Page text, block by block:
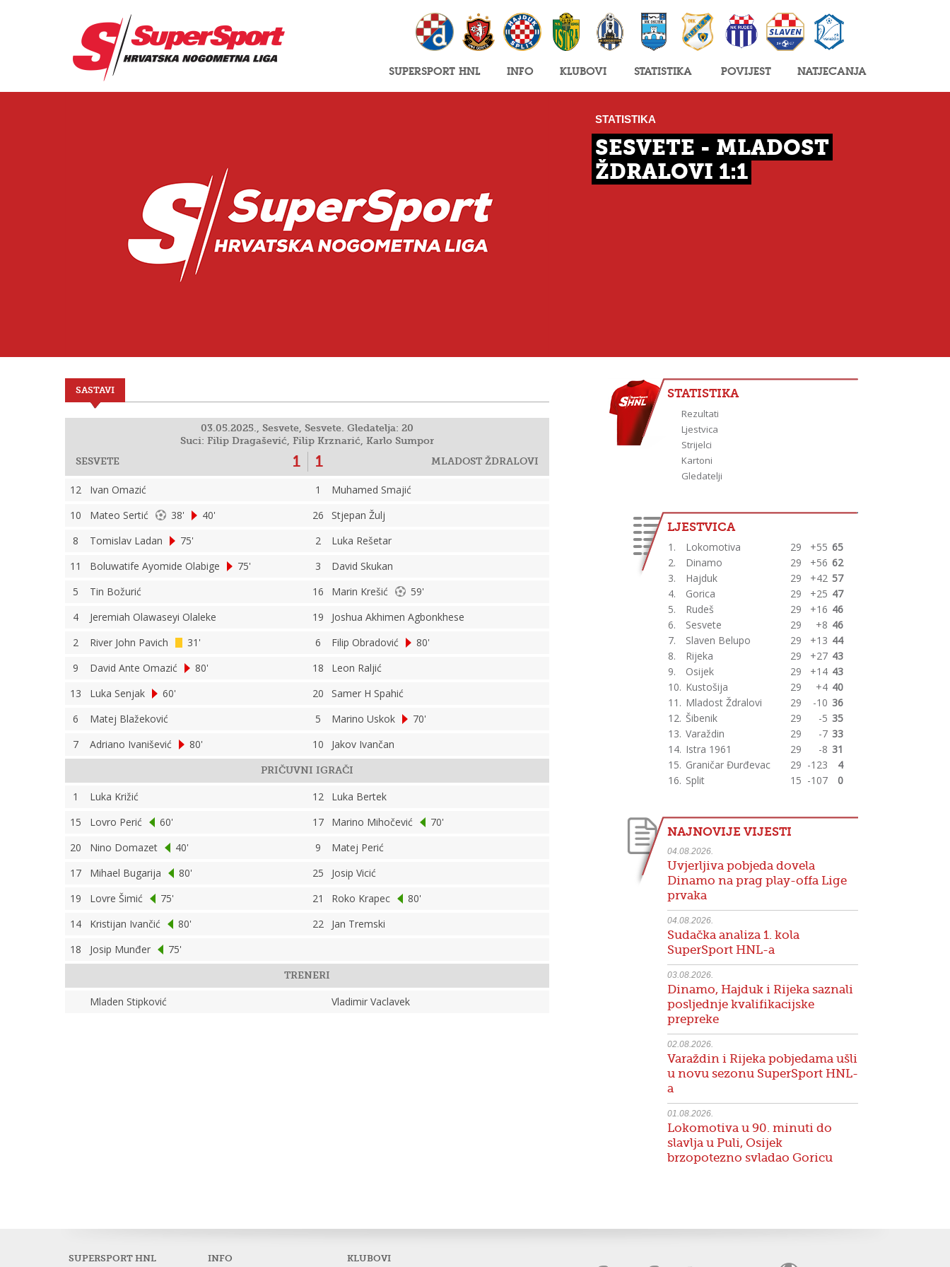
SuperSport HNL Info Klubovi Statistika Povijest Natjecanja
STATISTIKA
SESVETE - MLADOST
ŽDRALOVI 1:1
SASTAVI
03.05.2025., Sesvete, Sesvete. Gledatelja: 20
Suci: Filip Dragašević, Filip Krznarić, Karlo Sumpor
SESVETE
1 MLADOST ŽDRALOVI
1
12 Ivan Omazić 1
Muhamed Smajić
10
Mateo Sertić 38' 40' 26
Stjepan Žulj
8
Tomislav Ladan 75' 2
Luka Rešetar
11
Boluwatife Ayomide Olabige 75' 3
David Skukan
5
Tin Božurić 16 Marin Krešić
59'
4
Jeremiah Olawaseyi Olaleke 19
Joshua Akhimen Agbonkhese
2
River John Pavich 31' 6 Filip Obradović
80'
9
David Ante Omazić 80' 18
Leon Raljić
13
Luka Senjak 60' 20
Samer H Spahić
6
Matej Blažeković 5 Marino Uskok
70'
7
Adriano Ivanišević 80' 10 Jakov Ivančan
PRIČUVNI IGRAČI
1 Luka Križić 12
Luka Bertek
15
Lovro Perić 60' 17 Marino Mihočević
70'
20
Nino Domazet 40' 9
Matej Perić
17
Mihael Bugarija 80' 25
Josip Vicić
19
Lovre Šimić 75' 21 Roko Krapec
80'
14
Kristijan Ivančić 80' 22
Jan Tremski
18
Josip Munđer 75'
TRENERI
Mladen Stipković Vladimir Vaclavek
STATISTIKA
Rezultati
Ljestvica
Strijelci
Kartoni
Gledatelji
LJESTVICA
1. Lokomotiva 29 +55 65
2.
Dinamo 29 +56 62
3.
Hajduk 29 +42 57
4.
Gorica 29 +25 47
5.
Rudeš 29 +16 46
6.
Sesvete 29 +8 46
7.
Slaven Belupo 29 +13 44
8.
Rijeka 29 +27 43
9.
Osijek 29 +14 43
10. Kustošija 29 +4 40
11. Mladost Ždralovi 29 -10 36
12. Šibenik 29 -5 35
13. Varaždin 29 -7 33
14. Istra 1961 29 -8 31
15. Graničar Đurđevac 29 -123
4
16. Split 15 -107 0
NAJNOVIJE VIJESTI
04.08.2026.
Uvjerljiva pobjeda dovela
Dinamo na prag play-offa Lige
prvaka
04.08.2026.
Sudačka analiza 1. kola
SuperSport HNL-a
03.08.2026.
Dinamo, Hajduk i Rijeka saznali
posljednje kvalifikacijske
prepreke
02.08.2026.
Varaždin i Rijeka pobjedama ušli
u novu sezonu SuperSport HNL-
a
01.08.2026.
Lokomotiva u 90. minuti do
slavlja u Puli, Osijek
brzopotezno svladao Goricu
SUPERSPORT HNL INFO KLUBOVI